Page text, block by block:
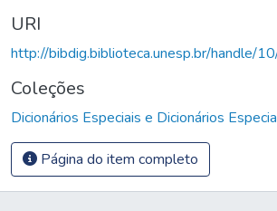
URI
http://bibdig.biblioteca.unesp.br/handle/
Coleções
Dicionários Especiais e Dicionários
Página do item completo